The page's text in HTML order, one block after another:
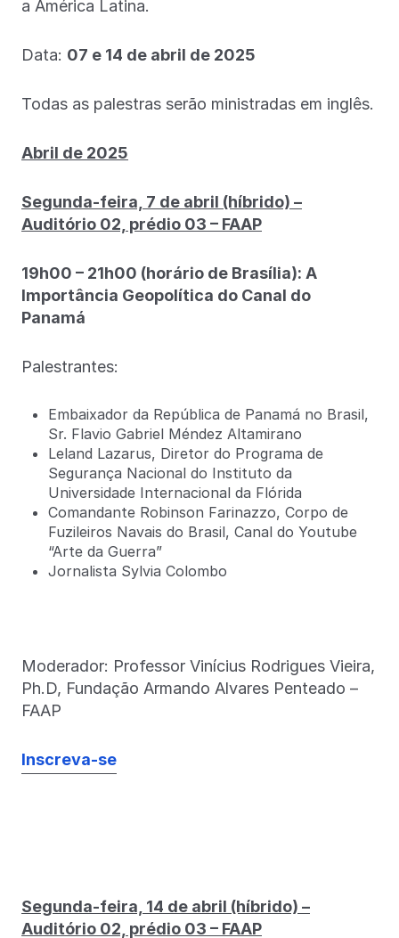
a América Latina.
Data: 07 e 14 de abril de 2025
Todas as palestras serão ministradas em inglês.
Abril de 2025
Segunda-feira, 7 de abril (híbrido) –
Auditório 02, prédio 03 – FAAP
19h00 – 21h00 (horário de Brasília): A
Importância Geopolítica do Canal do
Panamá
Palestrantes:
Embaixador da República de Panamá no Brasil,
Sr. Flavio Gabriel Méndez Altamirano
Leland Lazarus, Diretor do Programa de
Segurança Nacional do Instituto da
Universidade Internacional da Flórida
Comandante Robinson Farinazzo, Corpo de
Fuzileiros Navais do Brasil, Canal do Youtube
“Arte da Guerra”
Jornalista Sylvia Colombo
Moderador: Professor Vinícius Rodrigues Vieira,
Ph.D, Fundação Armando Alvares Penteado –
FAAP
Inscreva-se
Segunda-feira, 14 de abril (híbrido) –
Auditório 02, prédio 03 – FAAP